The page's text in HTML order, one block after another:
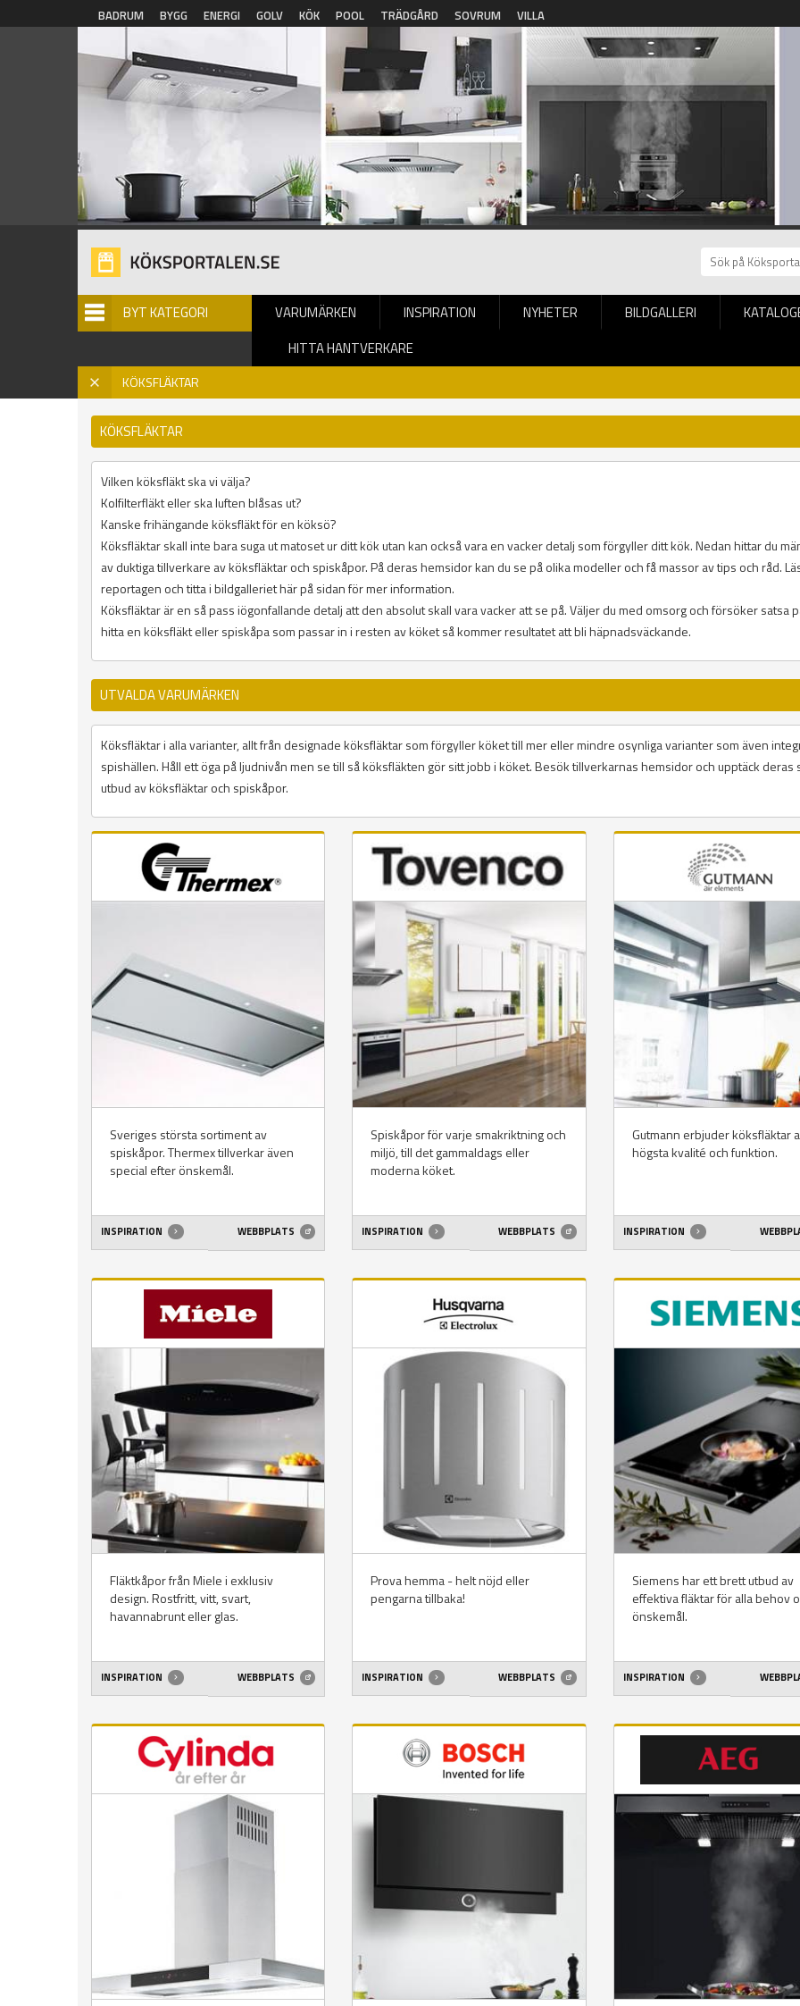
Hoppa till huvudinnehåll
BADRUM BYGG ENERGI GOLV KÖK POOL TRÄDGÅRD SOVRUM VILLA
BYT KATEGORI VARUMÄRKEN INSPIRATION NYHETER BILDGALLERI
HITTA HANTVERKARE
KÖKSFLÄKTAR
Hem » Köksfläktar
KÖKSFLÄKTAR
Vilken köksfläkt ska vi välja?
Kolfilterfläkt eller ska luften blåsas ut?
Kanske frihängande köksfläkt för en köksö?
Köksfläktar skall inte bara suga ut matoset ur ditt kök utan kan också vara en vacker detalj som förgyller ditt kök. Nedan hittar du
av duktiga tillverkare av köksfläktar och spiskåpor. På deras hemsidor kan du se på olika modeller och få massor av tips och råd.
reportagen och titta i bildgalleriet här på sidan för mer information.
Köksfläktar är en så pass iögonfallande detalj att den absolut skall vara vacker att se på. Väljer du med omsorg och försöker satsa
hitta en köksfläkt eller spiskåpa som passar in i resten av köket så kommer resultatet att bli häpnadsväckande.
UTVALDA VARUMÄRKEN
Köksfläktar i alla varianter, allt från designade köksfläktar som förgyller köket till mer eller mindre osynliga varianter som även
spishällen. Håll ett öga på ljudnivån men se till så köksfläkten gör sitt jobb i köket. Besök tillverkarnas hemsidor och upptäck deras
utbud av köksfläktar och spiskåpor.
Sveriges största sortiment av
spiskåpor. Thermex tillverkar även
special efter önskemål.
INSPIRATION WEBBPLATS
Spiskåpor för varje smakriktning och
miljö, till det gammaldags eller
moderna köket.
INSPIRATION WEBBPLATS
Gutmann erbjuder köksfläktar
högsta kvalité och funktion.
INSPIRATION
Fläktkåpor från Miele i exklusiv
design. Rostfritt, vitt, svart,
havannabrunt eller glas.
INSPIRATION WEBBPLATS
Prova hemma - helt nöjd eller
pengarna tillbaka!
INSPIRATION WEBBPLATS
Siemens har ett brett utbud av
effektiva fläktar för alla behov
önskemål.
INSPIRATION